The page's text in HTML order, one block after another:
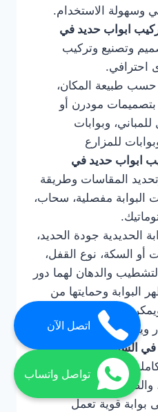
وسهولة الاستخدام.
ابواب حديد في
وتصنيع وتركيب
احترافي.
حسب طبيعة المكان،
بتصميمات مودرن أو
وبوابات
للمزارع
ابواب حديد في
المقاسات وطريقة
البوابة مفصلية، سحاب،
الحديدية جودة الحديد،
أو السكة، نوع القفل،
والدهان لهما دور
وحمايتها من
تنفيذ البوابة بتصميم
ويعكس ذوق المالك.
في الشارقةلتركيب
تشمل التصميم،
والصيانة عند الحاجة. كما
قوية تعمل
اتصل الآن
تواصل واتساب